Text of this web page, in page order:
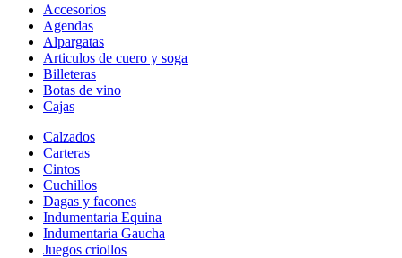
Accesorios
Agendas
Alpargatas
Articulos de cuero y soga
Billeteras
Botas de vino
Cajas
Calzados
Carteras
Cintos
Cuchillos
Dagas y facones
Indumentaria Equina
Indumentaria Gaucha
Juegos criollos